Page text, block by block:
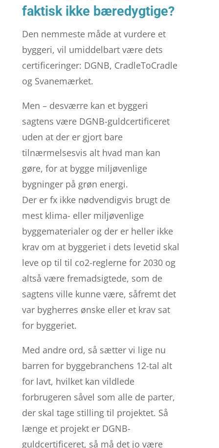
faktisk ikke bæredygtige?
Den nemmeste måde at vurdere et
byggeri, vil umiddelbart være dets
certificeringer: DGNB, CradleToCradle
og Svanemærket.
Men – desværre kan et byggeri
sagtens være DGNB-guldcertificeret
uden at der er gjort bare
tilnærmelsesvis alt hvad man kan
gøre, for at bygge miljøvenlige
bygninger på grøn energi.
Der er fx ikke nødvendigvis brugt de
mest klima- eller miljøvenlige
byggematerialer og der er heller ikke
krav om at byggeriet i dets levetid skal
leve op til til co2-reglerne for 2030 og
altså være fremadsigtede, som de
sagtens ville kunne være, såfremt det
var bygherres ønske eller et krav sat
for byggeriet.
Med andre ord, så sætter vi lige nu
barren for byggebranchens 12-tal alt
for lavt, hvilket kan vildlede
forbrugeren såvel som alle de parter,
der skal tage stilling til projektet. Så
længe et projekt er DGNB-
guldcertificeret, så må det jo være